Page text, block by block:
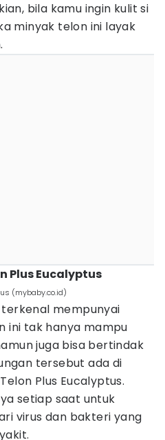
bila kamu ingin kulit si
minyak telon ini layak
Plus Eucalyptus
(mybaby.co.id)
mempunyai
ini tak hanya mampu
juga bisa bertindak
tersebut ada di
Plus Eucalyptus.
setiap saat untuk
virus dan bakteri yang